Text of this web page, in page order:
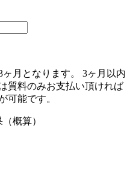
月となります。 3ヶ月以内
質料のみお支払い頂ければ
可能です。
概算）